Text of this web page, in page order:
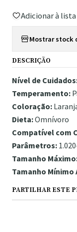
Adicionar à
Mostrar stock
DESCRIÇÃO
Nível de
Temperamento:
Coloração:
Dieta:Omnívoro
Compatível com
Parâmetros:
Tamanho
Tamanho Mínimo
PARTILHAR ESTE